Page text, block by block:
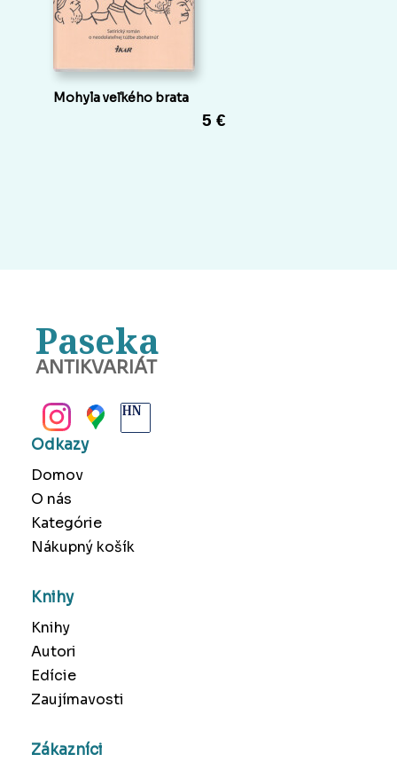
Mohyla veľkého brata
5 €
Paseka
ANTIKVARIÁT
Odkazy
Domov
O nás
Kategórie
Nákupný košík
Knihy
Knihy
Autori
Edície
Zaujímavosti
Zákazníci